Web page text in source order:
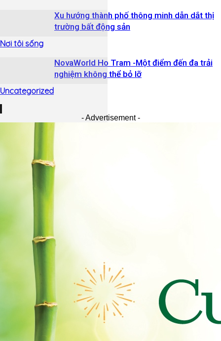
Nơi tôi sống
Uncategorized
Xu hướng thành phố thông minh dẫn dắt thị
trường bất động sản
Uncategorized
NovaWorld Ho Tram -Một điểm đến đa trải
nghiệm không thể bỏ lỡ
- Advertisement -